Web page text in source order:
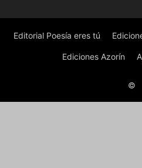
Editorial Poesía eres tú
Ediciones Azorín
©